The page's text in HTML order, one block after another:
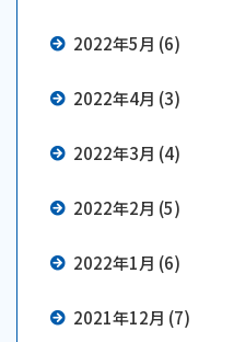
2022年5月 (6)
2022年4月 (3)
2022年3月 (4)
2022年2月 (5)
2022年1月 (6)
2021年12月 (7)